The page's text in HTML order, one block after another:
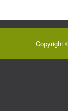
Copyright